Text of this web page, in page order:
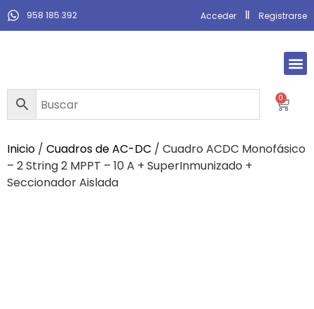
958 185 392 Acceder Registrarse
0
Inicio / Cuadros de AC-DC / Cuadro ACDC Monofásico
– 2 String 2 MPPT – 10 A + SuperInmunizado +
Seccionador Aislada